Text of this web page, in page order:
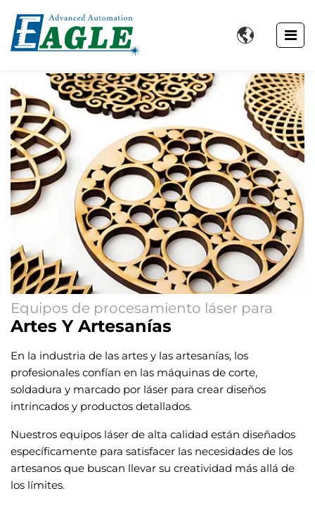

Equipos de procesamiento láser para
Artes Y Artesanías
En la industria de las artes y las artesanías, los
profesionales confían en las máquinas de corte,
soldadura y marcado por láser para crear diseños
intrincados y productos detallados.
Nuestros equipos láser de alta calidad están diseñados
específicamente para satisfacer las necesidades de los
artesanos que buscan llevar su creatividad más allá de
los límites.